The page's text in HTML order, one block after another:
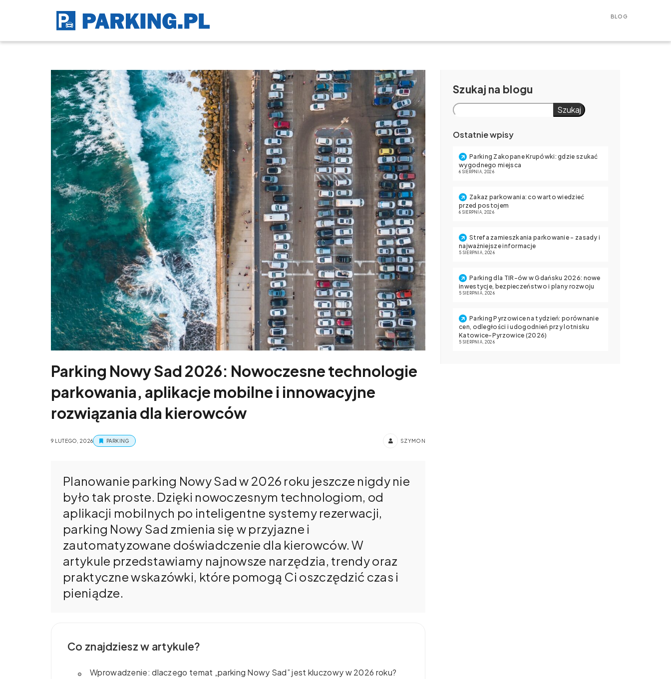
BLOG
Parking Nowy Sad 2026: Nowoczesne technologie
parkowania, aplikacje mobilne i innowacyjne
rozwiązania dla kierowców
9 LUTEGO, 2026 PARKING SZYMON
Planowanie parking Nowy Sad w 2026 roku jeszcze nigdy nie
było tak proste. Dzięki nowoczesnym technologiom, od
aplikacji mobilnych po inteligentne systemy rezerwacji,
parking Nowy Sad zmienia się w przyjazne i
zautomatyzowane doświadczenie dla kierowców. W
artykule przedstawiamy najnowsze narzędzia, trendy oraz
praktyczne wskazówki, które pomogą Ci oszczędzić czas i
pieniądze.
Co znajdziesz w artykule?
Wprowadzenie: dlaczego temat „parking Nowy Sad” jest kluczowy w 2026 roku?
Szukaj
Szukaj
Ostatnie wpisy
Parking Zakopane Krupówki: gdzie szukać
wygodnego miejsca
6 SIERPNIA, 2026
Zakaz parkowania: co warto wiedzieć
przed postojem
6 SIERPNIA, 2026
Strefa zamieszkania parkowanie – zasady i
najważniejsze informacje
5 SIERPNIA, 2026
Parking dla TIR-ów w Gdańsku 2026: nowe
inwestycje, bezpieczeństwo i plany rozwoju
5 SIERPNIA, 2026
Parking Pyrzowice na tydzień: porównanie
cen, odległości i udogodnień przy lotnisku
Katowice-Pyrzowice (2026)
5 SIERPNIA, 2026